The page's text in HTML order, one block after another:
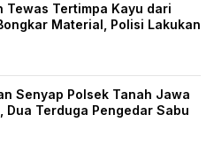
Tewas Tertimpa Kayu dari
Material, Polisi Lakukan
Senyap Polsek Tanah Jawa
Dua Terduga Pengedar Sabu